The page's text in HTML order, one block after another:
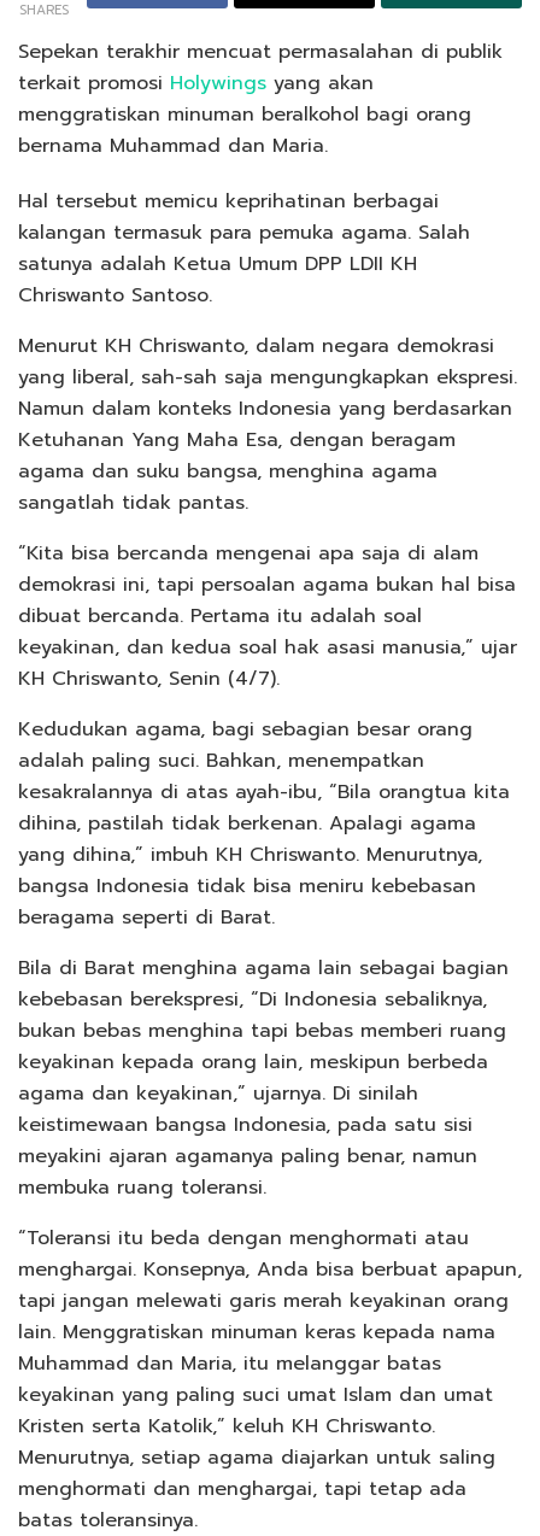
SHARES
Sepekan terakhir mencuat permasalahan di publik
terkait promosi Holywings yang akan
menggratiskan minuman beralkohol bagi orang
bernama Muhammad dan Maria.
Hal tersebut memicu keprihatinan berbagai
kalangan termasuk para pemuka agama. Salah
satunya adalah Ketua Umum DPP LDII KH
Chriswanto Santoso.
Menurut KH Chriswanto, dalam negara demokrasi
yang liberal, sah-sah saja mengungkapkan ekspresi.
Namun dalam konteks Indonesia yang berdasarkan
Ketuhanan Yang Maha Esa, dengan beragam
agama dan suku bangsa, menghina agama
sangatlah tidak pantas.
“Kita bisa bercanda mengenai apa saja di alam
demokrasi ini, tapi persoalan agama bukan hal bisa
dibuat bercanda. Pertama itu adalah soal
keyakinan, dan kedua soal hak asasi manusia,” ujar
KH Chriswanto, Senin (4/7).
Kedudukan agama, bagi sebagian besar orang
adalah paling suci. Bahkan, menempatkan
kesakralannya di atas ayah-ibu, “Bila orangtua kita
dihina, pastilah tidak berkenan. Apalagi agama
yang dihina,” imbuh KH Chriswanto. Menurutnya,
bangsa Indonesia tidak bisa meniru kebebasan
beragama seperti di Barat.
Bila di Barat menghina agama lain sebagai bagian
kebebasan berekspresi, “Di Indonesia sebaliknya,
bukan bebas menghina tapi bebas memberi ruang
keyakinan kepada orang lain, meskipun berbeda
agama dan keyakinan,” ujarnya. Di sinilah
keistimewaan bangsa Indonesia, pada satu sisi
meyakini ajaran agamanya paling benar, namun
membuka ruang toleransi.
“Toleransi itu beda dengan menghormati atau
menghargai. Konsepnya, Anda bisa berbuat apapun,
tapi jangan melewati garis merah keyakinan orang
lain. Menggratiskan minuman keras kepada nama
Muhammad dan Maria, itu melanggar batas
keyakinan yang paling suci umat Islam dan umat
Kristen serta Katolik,” keluh KH Chriswanto.
Menurutnya, setiap agama diajarkan untuk saling
menghormati dan menghargai, tapi tetap ada
batas toleransinya.